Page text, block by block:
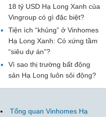
18 tỷ USD Hạ Long Xanh của
Vingroup có gì đặc biệt?
Tiện ích “khủng” ở Vinhomes
Hạ Long Xanh: Có xứng tầm
“siêu dự án”?
Vì sao thị trường bất động
sản Hạ Long luôn sôi động?
Tổng quan Vinhomes Hạ